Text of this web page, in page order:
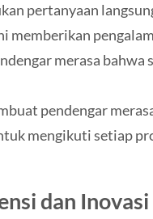
pertanyaan
memberikan
merasa bahwa
pendengar
mengikuti setiap
dan